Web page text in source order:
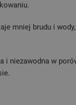
mniej brudu i
i niezawodna w